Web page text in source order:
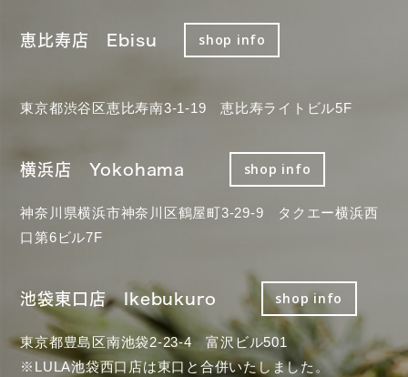
恵比寿店 Ebisu shop info
東京都渋谷区恵比寿南3-1-19 恵比寿ライトビル5F
横浜店 Yokohama shop info
神奈川県横浜市神奈川区鶴屋町3-29-9 タクエー横浜西
口第6ビル7F
池袋東口店 Ikebukuro shop info
東京都豊島区南池袋2-23-4 富沢ビル501
※LULA池袋西口店は東口と合併いたしました。